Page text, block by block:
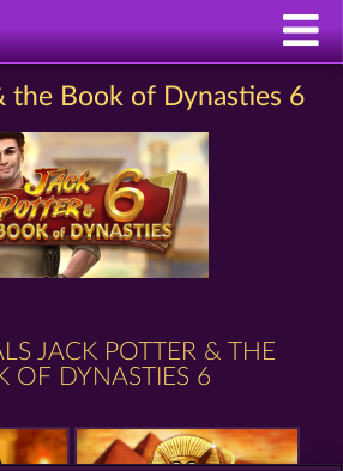
the Book of Dynasties 6
JACK POTTER & THE
OF DYNASTIES 6